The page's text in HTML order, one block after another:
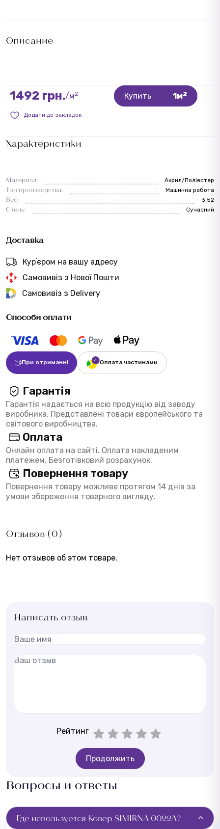
Описание
Характеристики
Материал:
Акрил/Поліестер
Тип производства:
Машинна работа
Вес:
3.52
Стиль:
Сучасний
Доставка
Курʼєром на вашу адресу
Самовивіз з Нової Пошти
Самовивіз з Delivery
Способи оплати
При отриманні Оплата частинами
Гарантія
Гарантія надається на всю продукцію від заводу
виробника. Представлені товари європейського та
світового виробництва.
Оплата
Онлайн оплата на сайті. Оплата накладеним
платежем, Безготівковий розрахунок.
Повернення товару
Повернення товару можливе протягом 14 днів за
умови збереження товарного вигляду.
1492 грн./м2 Купить 1м2
Додати до закладок
Отзывов (0)
Нет отзывов об этом товаре.
Написать отзыв
Рейтинг
Продолжить
Вопросы и ответы
Где используется Ковер SIMIRNA 0022A?